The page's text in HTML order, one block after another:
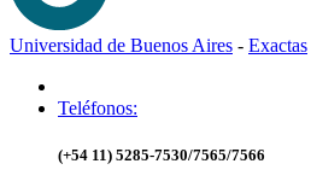
Universidad de Buenos Aires - Exactas
Teléfonos:
(+54 11) 5285-7530/7565/7566